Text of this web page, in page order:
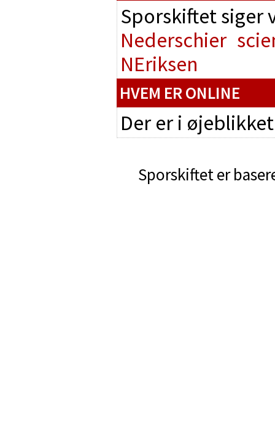
Sporskiftet
Nederschier
NEriksen
HVEM ER ONLINE
Der er i
Sporskiftet er